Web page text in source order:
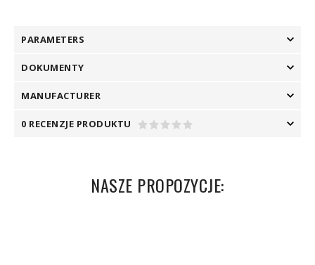
PARAMETERS
DOKUMENTY
MANUFACTURER
0 RECENZJE PRODUKTU
NASZE PROPOZYCJE: